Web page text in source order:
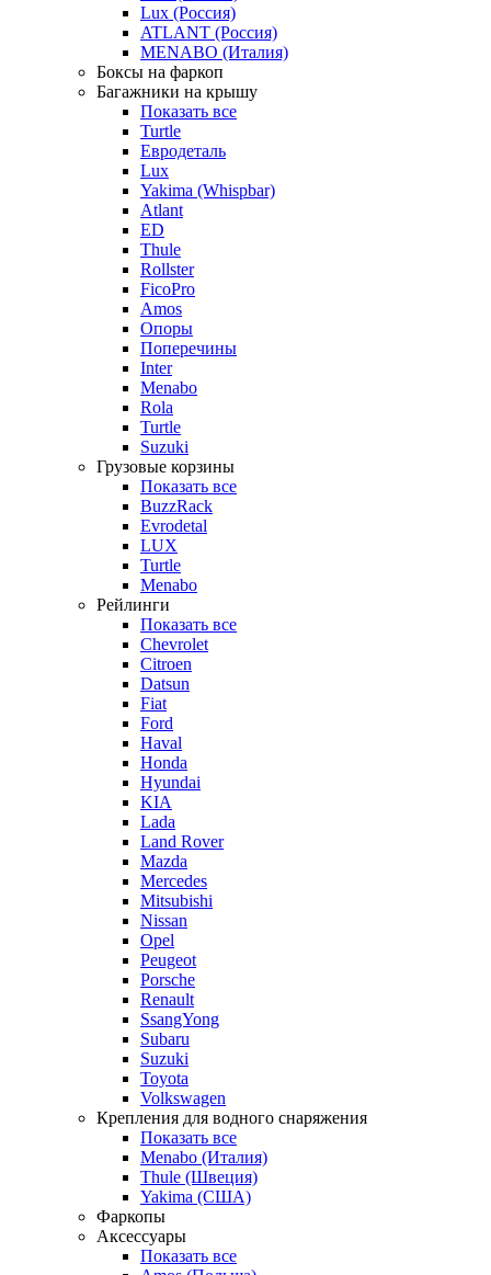
Lux (Россия)
ATLANT (Россия)
MENABO (Италия)
Боксы на фаркоп
Багажники на крышу
Показать все
Turtle
Евродеталь
Lux
Yakima (Whispbar)
Atlant
ED
Thule
Rollster
FicoPro
Amos
Опоры
Поперечины
Inter
Menabo
Rola
Turtle
Suzuki
Грузовые корзины
Показать все
BuzzRack
Evrodetal
LUX
Turtle
Menabo
Рейлинги
Показать все
Chevrolet
Citroen
Datsun
Fiat
Ford
Haval
Honda
Hyundai
KIA
Lada
Land Rover
Mazda
Mercedes
Mitsubishi
Nissan
Opel
Peugeot
Porsche
Renault
SsangYong
Subaru
Suzuki
Toyota
Volkswagen
Крепления для водного снаряжения
Показать все
Menabo (Италия)
Thule (Швеция)
Yakima (США)
Фаркопы
Аксессуары
Показать все